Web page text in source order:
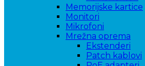
Memorijske kartice
Monitori
Mikrofoni
Mrežna oprema
Ekstenderi
Patch kablovi